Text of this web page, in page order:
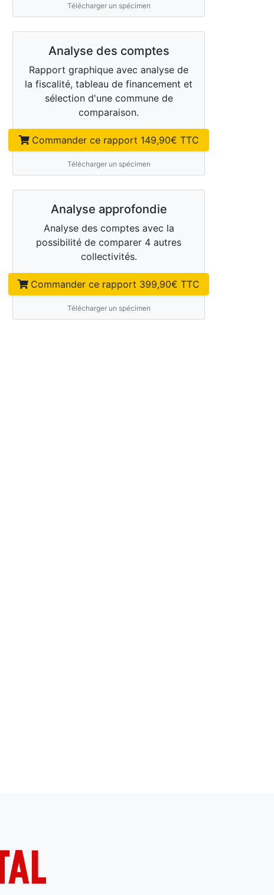
Télécharger un spécimen
Analyse des comptes
Rapport graphique avec analyse de
la fiscalité, tableau de financement et
sélection d'une commune de
comparaison.
Commander ce rapport 149,90€ TTC
Télécharger un spécimen
Analyse approfondie
Analyse des comptes avec la
possibilité de comparer 4 autres
collectivités.
Commander ce rapport 399,90€ TTC
Télécharger un spécimen